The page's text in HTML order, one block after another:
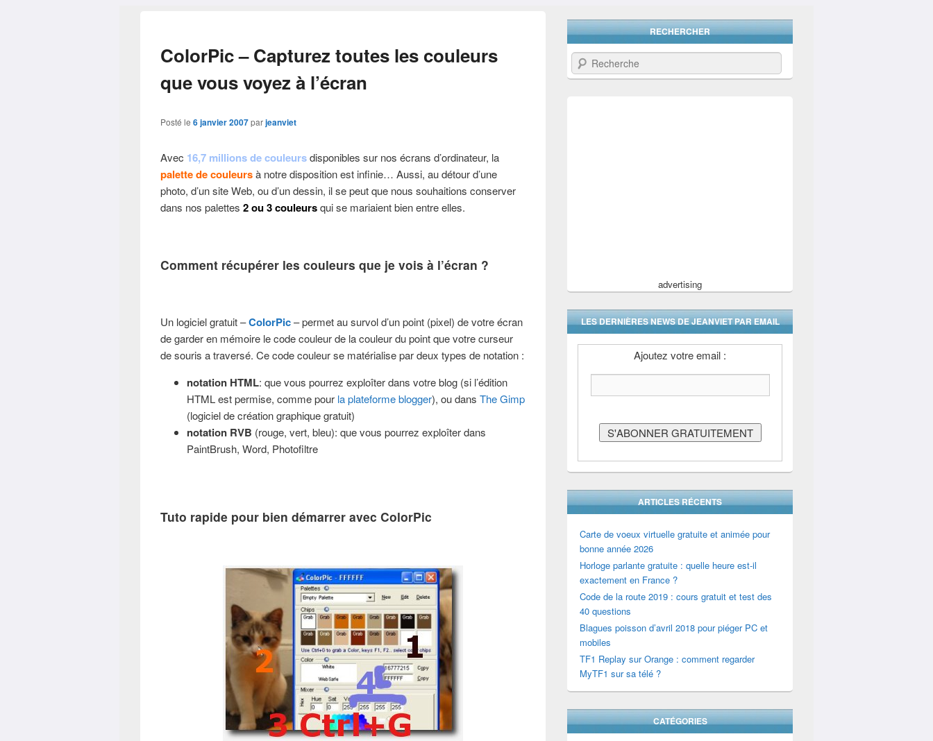
ColorPic – Capturez toutes les couleurs
que vous voyez à l’écran
Posté le6 janvier 2007parjeanviet
Avec 16,7 millions de couleursdisponibles sur nos écrans d’ordinateur, la
palette de couleursà notre disposition est infinie… Aussi, au détour d’une
photo, d’un site Web, ou d’un dessin, il se peut que nous souhaitions conserver
dans nos palettes2 ou 3 couleursqui se mariaient bien entre elles.
Comment récupérer les couleurs que je vois à l’écran ?
Un logiciel gratuit –ColorPic– permet au survol d’un point (pixel) de votre écran
de garder en mémoire le code couleur de la couleur du point que votre curseur
de souris a traversé. Ce code couleur se matérialise par deux types de notation :
notation HTML: que vous pourrez exploîter dans votre blog (si l’édition
HTML est permise, comme pour la plateforme blogger), ou dans The Gimp
(logiciel de création graphique gratuit)
notation RVB (rouge, vert, bleu): que vous pourrez exploîter dans
PaintBrush, Word, Photofiltre
Tuto rapide pour bien démarrer avec ColorPic
RECHERCHER
Recherche
advertising
LES DERNIÈRES NEWS DE JEANVIET PAR EMAIL
Ajoutez votre email :
ARTICLES RÉCENTS
Carte de voeux virtuelle gratuite et animée pour
bonne année 2026
Horloge parlante gratuite : quelle heure est-il
exactement en France ?
Code de la route 2019 : cours gratuit et test des
40 questions
Blagues poisson d’avril 2018 pour piéger PC et
mobiles
TF1 Replay sur Orange : comment regarder
MyTF1 sur sa télé ?
CATÉGORIES